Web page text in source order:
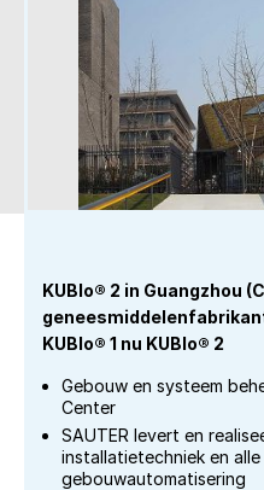
KUBIo® 2 in Guangzhou
KUBIo® 1 nu KUBIo® 2
Gebouw en systeem
Center
SAUTER levert en
installatietechniek en
gebouwautomatisering